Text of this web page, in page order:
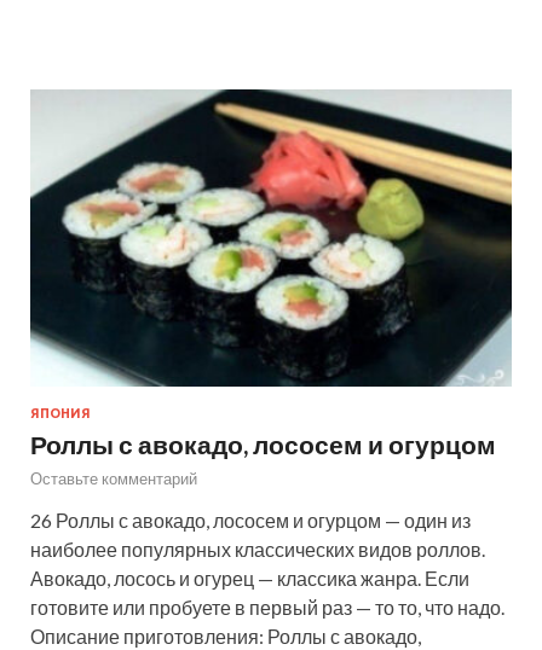
ЯПОНИЯ
Роллы с авокадо, лососем и огурцом
Оставьте комментарий
26 Роллы с авокадо, лососем и огурцом — один из
наиболее популярных классических видов роллов.
Авокадо, лосось и огурец — классика жанра. Если
готовите или пробуете в первый раз — то то, что надо.
Описание приготовления: Роллы с авокадо,